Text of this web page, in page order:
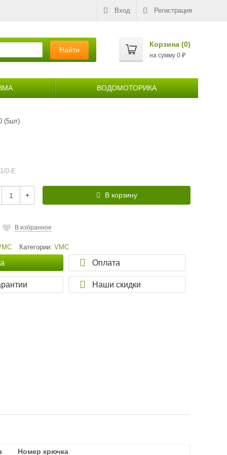
Вход Регистрация
Найти
Корзина (0)
на сумму 0 ₽
ВОДОМОТОРИКА
(5шт)
0-E
+ В корзину
В избранное
Категории:VMC
Оплата
Наши скидки
Номер крючка
Номер крючка